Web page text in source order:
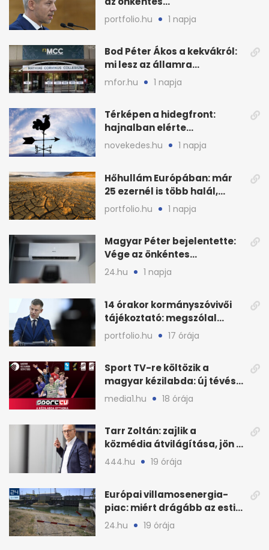
fogyasztáscsökkentés
portfolio.hu 1 napja
Bod Péter Ákos a kekvákról:
mi lesz az államra
visszaszálló vagyonnal?
mfor.hu 1 napja
Térképen a hidegfront:
hajnalban elérte
Magyarország határát
novekedes.hu 1 napja
Hőhullám Európában: már
25 ezernél is több halál,
folytatódhat
portfolio.hu 1 napja
Magyar Péter bejelentette:
Vége az önkéntes
fogyasztáscsökkentésnek
24.hu 1 napja
14 órakor kormányszóvivői
tájékoztató: megszólal
Magyar Péter is
portfolio.hu 17 órája
Sport TV-re költözik a
magyar kézilabda: új tévés
megállapodás
media1.hu 18 órája
Tarr Zoltán: zajlik a
közmédia átvilágítása, jön a
nyilvános véleményezés
444.hu 19 órája
Európai villamosenergia-
piac: miért drágább az esti
áram Magyarországon
24.hu 19 órája